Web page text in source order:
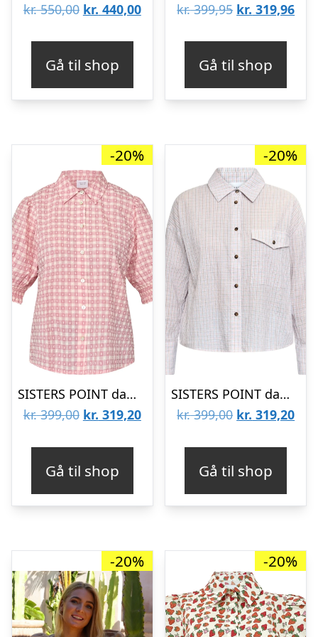
kr.550,00 Den
var:
kr. 550,00.
kr. 440,00Den
kr. 440,00.
Gå til shop
kr.399,95 Den
var:
kr. 399,95.
kr. 319,96Den
kr.
Gå til shop
-20%
SISTERS POINT dame skjorte ISOLA – Check
kr.399,00 Den
var:
kr. 399,00.
kr. 319,20Den
kr. 319,20.
Gå til shop
-20%
SISTERS POINT dame skjorte VIBEKE – Soft rose check
kr.399,00 Den
var:
kr. 399,00.
kr. 319,20Den
kr.
Gå til shop
-20% -20%